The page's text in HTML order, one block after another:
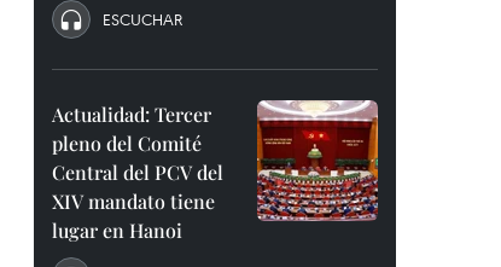
ESCUCHAR
Actualidad: Tercer
pleno del Comité
Central del PCV del
XIV mandato tiene
lugar en Hanoi